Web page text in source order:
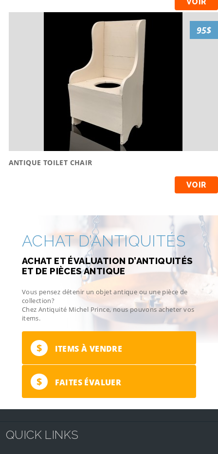
ANTIQUE TOILET CHAIR
VOIR
95$
ACHAT D’ANTIQUITÉS
ACHAT ET ÉVALUATION D’ANTIQUITÉS
ET DE PIÈCES ANTIQUE
Vous pensez détenir un objet antique ou une pièce de
collection?
Chez Antiquité Michel Prince, nous pouvons acheter vos
items.
$ ITEMS À VENDRE
$ FAITES ÉVALUER
QUICK LINKS